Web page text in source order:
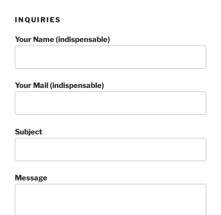
INQUIRIES
Your Name (indispensable)
Your Mail (indispensable)
Subject
Message